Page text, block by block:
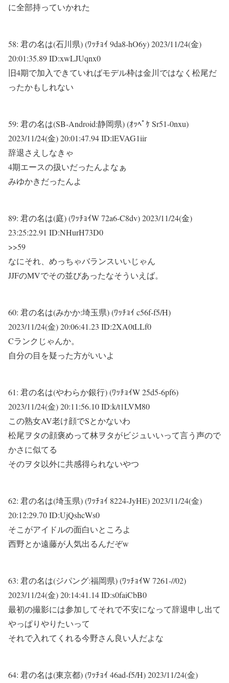
に全部持っていかれた
58: 君の名は(石川県) (ﾜｯﾁｮｲ 9da8-hO6y)2023/11/24(金)
20:01:35.89 ID:xwLJUqnx0
旧4期で加入できていればモデル枠は金川ではなく松尾だ
ったかもしれない
59: 君の名は(SB-Android:静岡県) (ｵｯﾍﾟｹ Sr51-0nxu)
2023/11/24(金) 20:01:47.94 ID:lEVAG1iir
辞退さえしなきゃ
4期エースの扱いだったんよなぁ
みゆかきだったんよ
89: 君の名は(庭) (ﾜｯﾁｮｲW 72a6-C8dv)2023/11/24(金)
23:25:22.91 ID:NHurH73D0
>>59
なにそれ、めっちゃバランスいいじゃん
JJFのMVでその並びあったなそういえば。
60: 君の名は(みかか:埼玉県) (ﾜｯﾁｮｲ c56f-f5/H)
2023/11/24(金) 20:06:41.23 ID:2XA0tLLf0
Cランクじゃんか。
自分の目を疑った方がいいよ
61: 君の名は(やわらか銀行) (ﾜｯﾁｮｲW 25d5-6pf6)
2023/11/24(金) 20:11:56.10 ID:k/t1LVM80
この熟女AV老け顔でSとかないわ
松尾ヲタの顔褒めって林ヲタがビジュいいって言う声ので
かさに似てる
そのヲタ以外に共感得られないやつ
62: 君の名は(埼玉県) (ﾜｯﾁｮｲ 8224-JyHE)2023/11/24(金)
20:12:29.70 ID:UjQshcWs0
そこがアイドルの面白いところよ
西野とか遠藤が人気出るんだぞw
63: 君の名は(ジパング:福岡県) (ﾜｯﾁｮｲW 7261-//02)
2023/11/24(金) 20:14:41.14 ID:s0faiCbB0
最初の撮影には参加してそれで不安になって辞退申し出て
やっぱりやりたいって
それで入れてくれる今野さん良い人だよな
64: 君の名は(東京都) (ﾜｯﾁｮｲ 46ad-f5/H)2023/11/24(金)